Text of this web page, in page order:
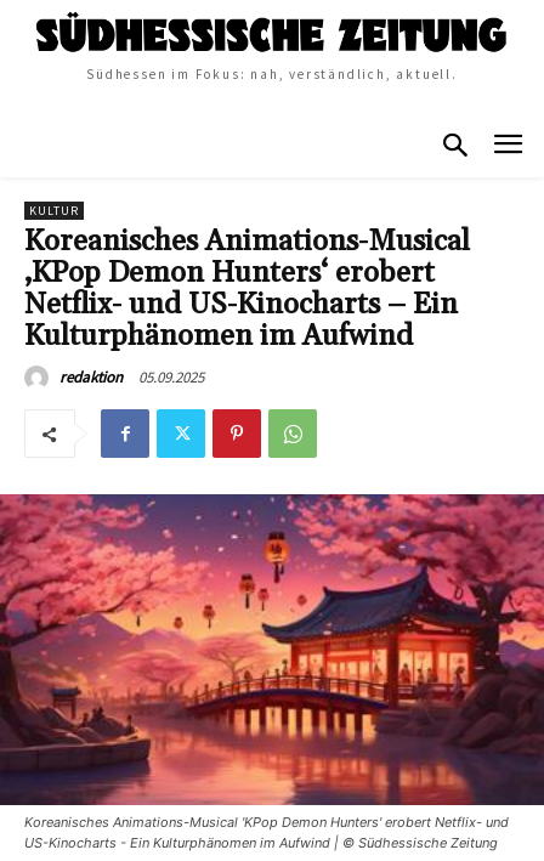
Südhessen im Fokus: nah, verständlich, aktuell.
KULTUR
Koreanisches Animations-Musical
‚KPop Demon Hunters‘ erobert
Netflix- und US-Kinocharts – Ein
Kulturphänomen im Aufwind
redaktion 05.09.2025
Koreanisches Animations-Musical 'KPop Demon Hunters' erobert Netflix- und
US-Kinocharts - Ein Kulturphänomen im Aufwind | © Südhessische Zeitung